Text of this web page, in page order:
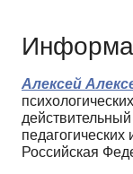
Алексей
Российская